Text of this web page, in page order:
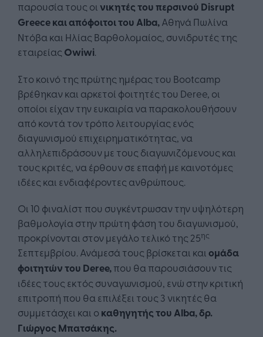
παρουσία τους οι νικητές του περσινού Disrupt
Greeceκαι απόφοιτοι του Alba,Αθηνά Πωλίνα
Ντόβα και Ηλίας Βαρθολομαίος, συνιδρυτές της
εταιρείας Owiwi.
Στο κοινό της πρώτης ημέρας του Bootcamp
βρέθηκαν και αρκετοί φοιτητές του Deree, οι
οποίοι είχαν την ευκαιρία να παρακολουθήσουν
από κοντά τον τρόπο λειτουργίας ενός
διαγωνισμού επιχειρηματικότητας, να
αλληλεπιδράσουν με τους διαγωνιζόμενους και
τους κριτές, να έρθουν σε επαφή με καινοτόμες
ιδέες και ενδιαφέροντες ανθρώπους.
Οι 10 φιναλίστ που συγκέντρωσαν την υψηλότερη
βαθμολογία στην πρώτη φάση του διαγωνισμού,
προκρίνονται στον μεγάλο τελικό της 25ης
Σεπτεμβρίου. Ανάμεσά τους βρίσκεται και ομάδα
φοιτητών του Deree,που θα παρουσιάσουν τις
ιδέες τους εκτός συναγωνισμού, ενώ στην κριτική
επιτροπή που θα επιλέξει τους 3 νικητές θα
συμμετάσχει και ο καθηγητής του Alba, δρ.
Γιώργος Μπατσάκης.